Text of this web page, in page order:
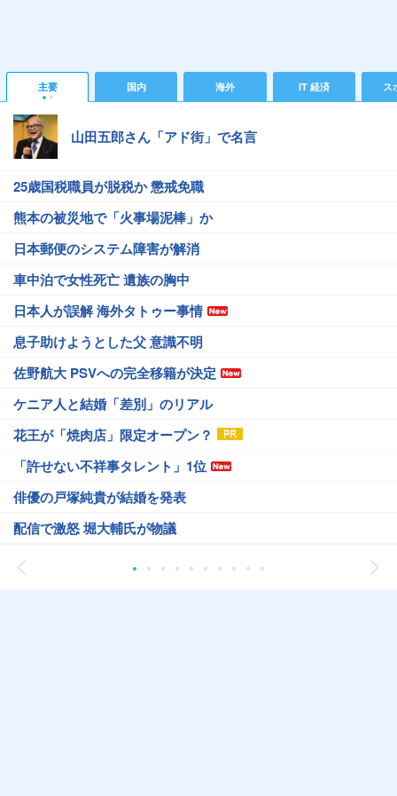
主要 国内 海外 IT 経済 ス
山田五郎さん「アド街」で名言
25歳国税職員が脱税か 懲戒免職
熊本の被災地で「火事場泥棒」か
日本郵便のシステム障害が解消
車中泊で女性死亡 遺族の胸中
日本人が誤解 海外タトゥー事情
息子助けようとした父 意識不明
佐野航大 PSVへの完全移籍が決定
ケニア人と結婚「差別」のリアル
花王が「焼肉店」限定オープン？
「許せない不祥事タレント」1位
俳優の戸塚純貴が結婚を発表
配信で激怒 堀大輔氏が物議